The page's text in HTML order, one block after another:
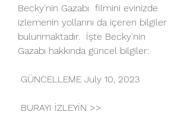
Becky'nin Gazabı  filmini evinizde
izlemenin yollarını da içeren bilgiler
bulunmaktadır.  İşte Becky'nin
Gazabı hakkında güncel bilgiler:
GÜNCELLEME July 10, 2023